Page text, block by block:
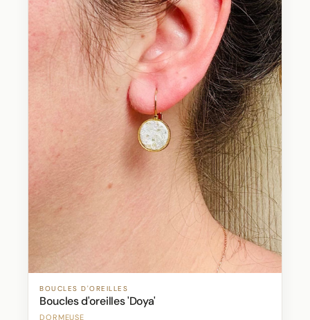
BOUCLES D'OREILLES
Boucles d'oreilles 'Doya'
DORMEUSE